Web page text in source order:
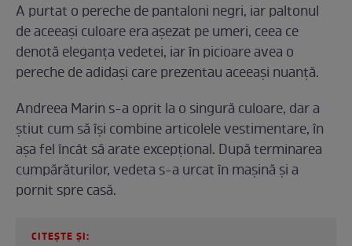
A purtat o pereche de pantaloni negri, iar paltonul
de aceeași culoare era așezat pe umeri, ceea ce
denotă eleganța vedetei, iar în picioare avea o
pereche de adidași care prezentau aceeași nuanță.
Andreea Marin s-a oprit la o singură culoare, dar a
știut cum să își combine articolele vestimentare, în
așa fel încât să arate excepțional. După terminarea
cumpărăturilor, vedeta s-a urcat în mașină și a
pornit spre casă.
CITEȘTE ȘI: